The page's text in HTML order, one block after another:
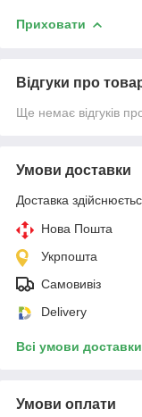
Приховати
Відгуки про
Ще немає відгуків
Умови доставки
Доставка
Нова Пошта
Укрпошта
Самовивіз
Delivery
Всі умови доставки
Умови оплати